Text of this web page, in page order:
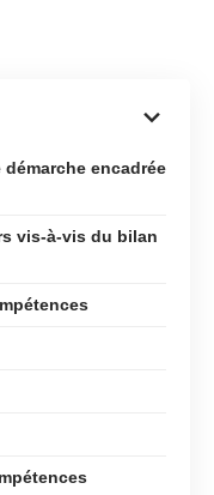
encadrée
vis-à-vis du bilan